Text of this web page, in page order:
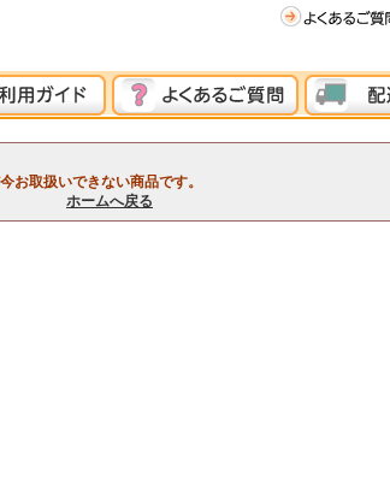
お取扱いできない商品です。
ホームへ戻る